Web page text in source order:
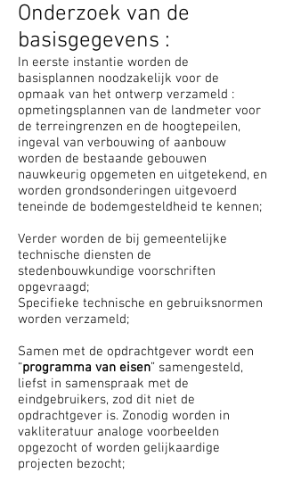
Onderzoek van de
basisgegevens :
In eerste instantie worden de
basisplannen noodzakelijk voor de
opmaak van het ontwerp verzameld :
opmetingsplannen van de landmeter voor
de terreingrenzen en de hoogtepeilen,
ingeval van verbouwing of aanbouw
worden de bestaande gebouwen
nauwkeurig opgemeten en uitgetekend, en
worden grondsonderingen uitgevoerd
teneinde de bodemgesteldheid te kennen;
Verder worden de bij gemeentelijke
technische diensten de
stedenbouwkundige voorschriften
opgevraagd;
Specifieke technische en gebruiksnormen
worden verzameld;
Samen met de op­dracht­ge­­ver wordt een
“programma van eisen” samengesteld,
liefst in samenspraak met de
eindgebruikers, zod dit niet de
opdrachtgever is. Zonodig worden in
vakliteratuur analoge voorbeelden
opgezocht of worden ge­lijkaardige
projecten bezocht;